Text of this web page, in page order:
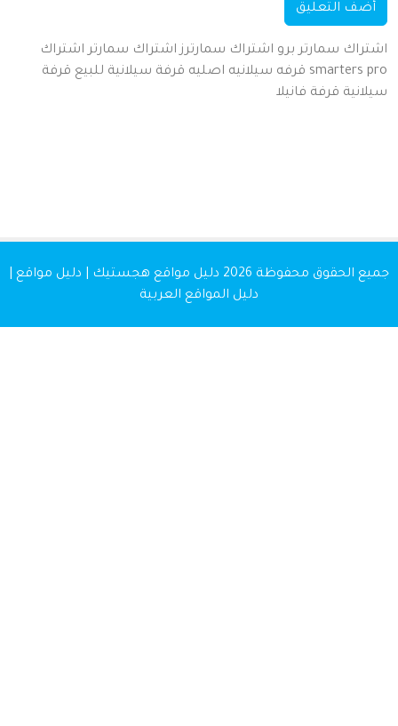
التعليق
سمارتر برو اشتراك سمارترز اشتراك سمارتر اشتراك
smarters قرفه سيلانيه اصليه قرفة سيلانية للبيعقرفة
قرفة فانيلا
الحقوق محفوظة 2026
دليل مواقع هجستيك | دليل مواقع |
دليل المواقع العربية